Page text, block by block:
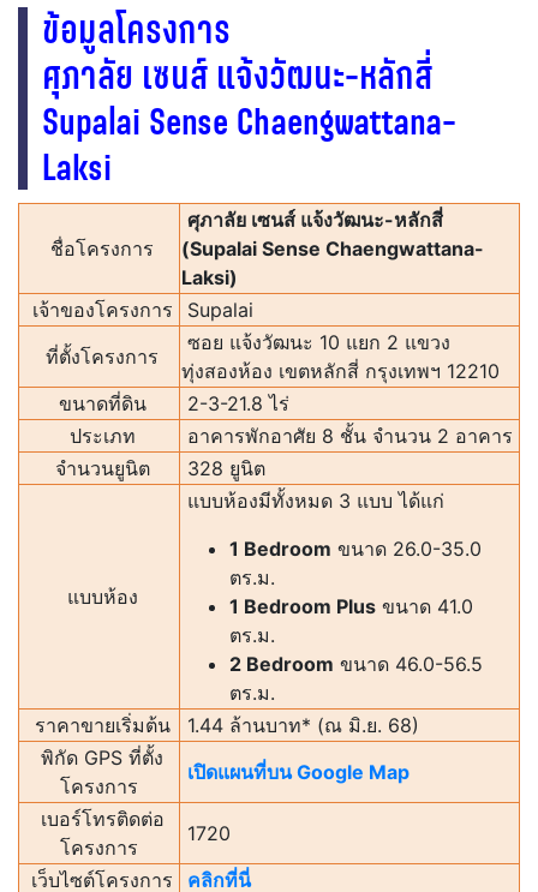
ข้อมูลโครงการ
ศุภาลัย เซนส์ แจ้งวัฒนะ-หลักสี่
Supalai Sense Chaengwattana-
Laksi
ชื่อโครงการ
ศุภาลัย เซนส์ แจ้งวัฒนะ-หลักสี่
(Supalai Sense Chaengwattana-
Laksi)
เจ้าของโครงการ
Supalai
ที่ตั้งโครงการ
ซอย แจ้งวัฒนะ 10 แยก 2 แขวง
ทุ่งสองห้อง เขตหลักสี่ กรุงเทพฯ 12210
ขนาดที่ดิน
2-3-21.8 ไร่
ประเภท
อาคารพักอาศัย 8 ชั้น จำนวน 2 อาคาร
จำนวนยูนิต
328 ยูนิต
แบบห้อง
แบบห้องมีทั้งหมด 3 แบบ ได้แก่
1 Bedroom ขนาด 26.0-35.0
ตร.ม.
1 Bedroom Plus ขนาด 41.0
ตร.ม.
2 Bedroom ขนาด 46.0-56.5
ตร.ม.
ราคาขายเริ่มต้น
1.44 ล้านบาท* (ณ มิ.ย. 68)
พิกัด GPS ที่ตั้ง
โครงการ
เปิดแผนที่บน Google Map
เบอร์โทรติดต่อ
โครงการ
1720
เว็บไซต์โครงการ
คลิกที่นี่